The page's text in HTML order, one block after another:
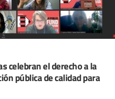
celebran el derecho a la
pública de calidad para